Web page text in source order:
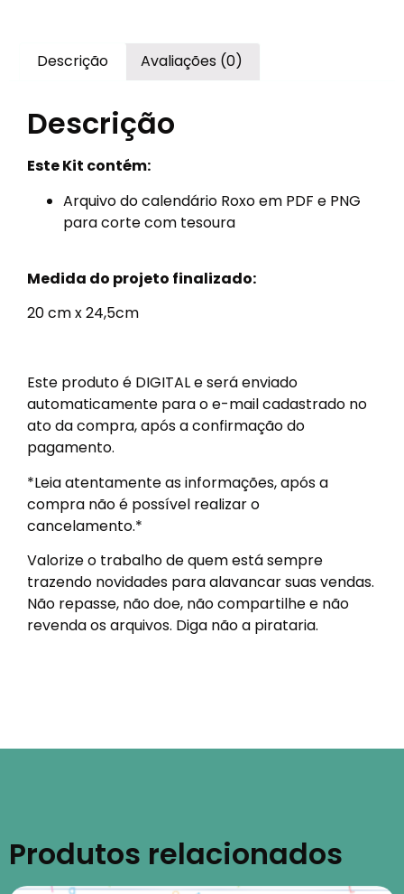
Descrição Avaliações (0)
Descrição
Este Kit contém:
Arquivo do calendário Roxo em PDF e PNG
para corte com tesoura
Medida do projeto finalizado:
20 cm x 24,5cm
Este produto é DIGITAL e será enviado
automaticamente para o e-mail cadastrado no
ato da compra, após a confirmação do
pagamento.
*Leia atentamente as informações, após a
compra não é possível realizar o
cancelamento.*
Valorize o trabalho de quem está sempre
trazendo novidades para alavancar suas vendas.
Não repasse, não doe, não compartilhe e não
revenda os arquivos. Diga não a pirataria.
Produtos relacionados